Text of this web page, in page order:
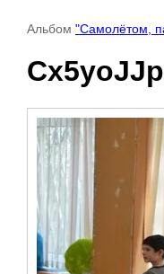
Альбом "Самолётом,